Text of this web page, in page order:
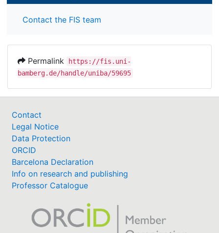
Contact the FIS team
Permalink
https://fis.uni-
bamberg.de/handle/uniba/59695
Contact
Legal Notice
Data Protection
ORCID
Barcelona Declaration
Info on research and publishing
Professor Catalogue